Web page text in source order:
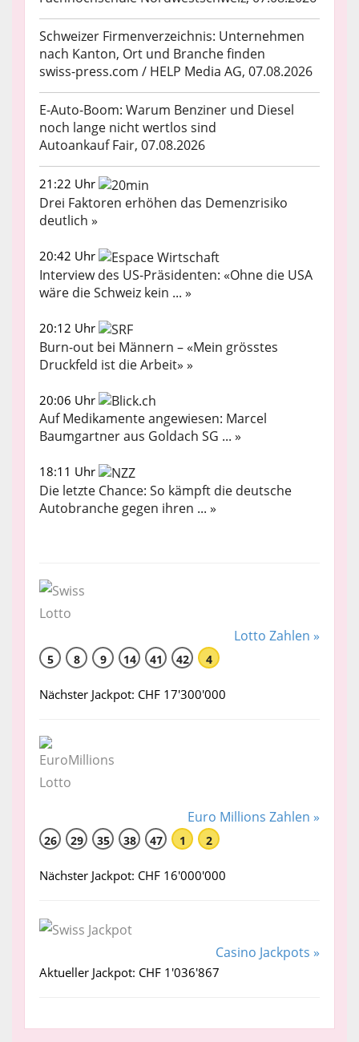
Schweizer Firmenverzeichnis: Unternehmen
nach Kanton, Ort und Branche finden
swiss-press.com / HELP Media AG, 07.08.2026
E-Auto-Boom: Warum Benziner und Diesel
noch lange nicht wertlos sind
Autoankauf Fair, 07.08.2026
21:22 Uhr
Drei Faktoren erhöhen das Demenzrisiko
deutlich »
20:42 Uhr
Interview des US-Präsidenten: «Ohne die USA
wäre die Schweiz kein ... »
20:12 Uhr
Burn-out bei Männern – «Mein grösstes
Druckfeld ist die Arbeit» »
20:06 Uhr
Auf Medikamente angewiesen: Marcel
Baumgartner aus Goldach SG ... »
18:11 Uhr
Die letzte Chance: So kämpft die deutsche
Autobranche gegen ihren ... »
Lotto Zahlen »
5 8 9 14 41 42 4
Nächster Jackpot: CHF 17'300'000
Euro Millions Zahlen »
26 29 35 38 47 1 2
Nächster Jackpot: CHF 16'000'000
Casino Jackpots »
Aktueller Jackpot: CHF 1'036'867